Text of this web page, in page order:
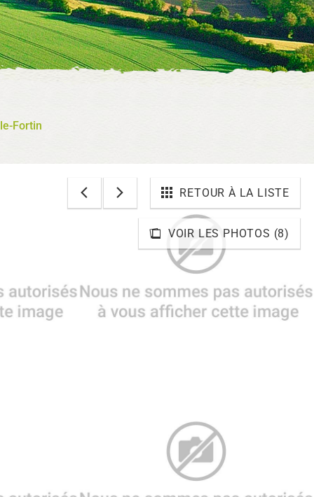
Fortin
VOIR LES PHOTOS (8)
RETOUR À LA LISTE